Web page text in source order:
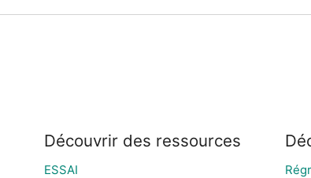
Découvrir des ressources
ESSAI